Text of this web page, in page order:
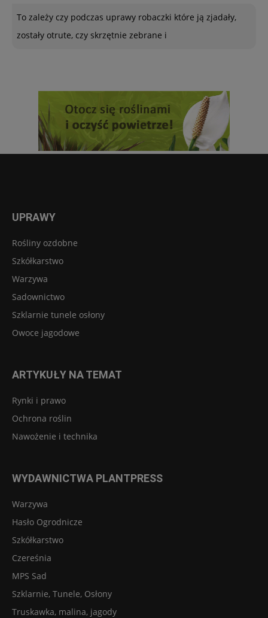
To zależy czy podczas uprawy robaczki które ją zjadały,
zostały otrute, czy skrzętnie zebrane i
UPRAWY
Rośliny ozdobne
Szkółkarstwo
Warzywa
Sadownictwo
Szklarnie tunele osłony
Owoce jagodowe
ARTYKUŁY NA TEMAT
Rynki i prawo
Ochrona roślin
Nawożenie i technika
WYDAWNICTWA PLANTPRESS
Warzywa
Hasło Ogrodnicze
Szkółkarstwo
Czereśnia
MPS Sad
Szklarnie, Tunele, Osłony
Truskawka, malina, jagody